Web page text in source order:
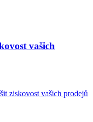
vašich
ziskovost vašich prodejů